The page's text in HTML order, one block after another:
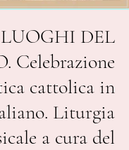
DEL
Celebrazione
cattolica in
Liturgia
a cura del